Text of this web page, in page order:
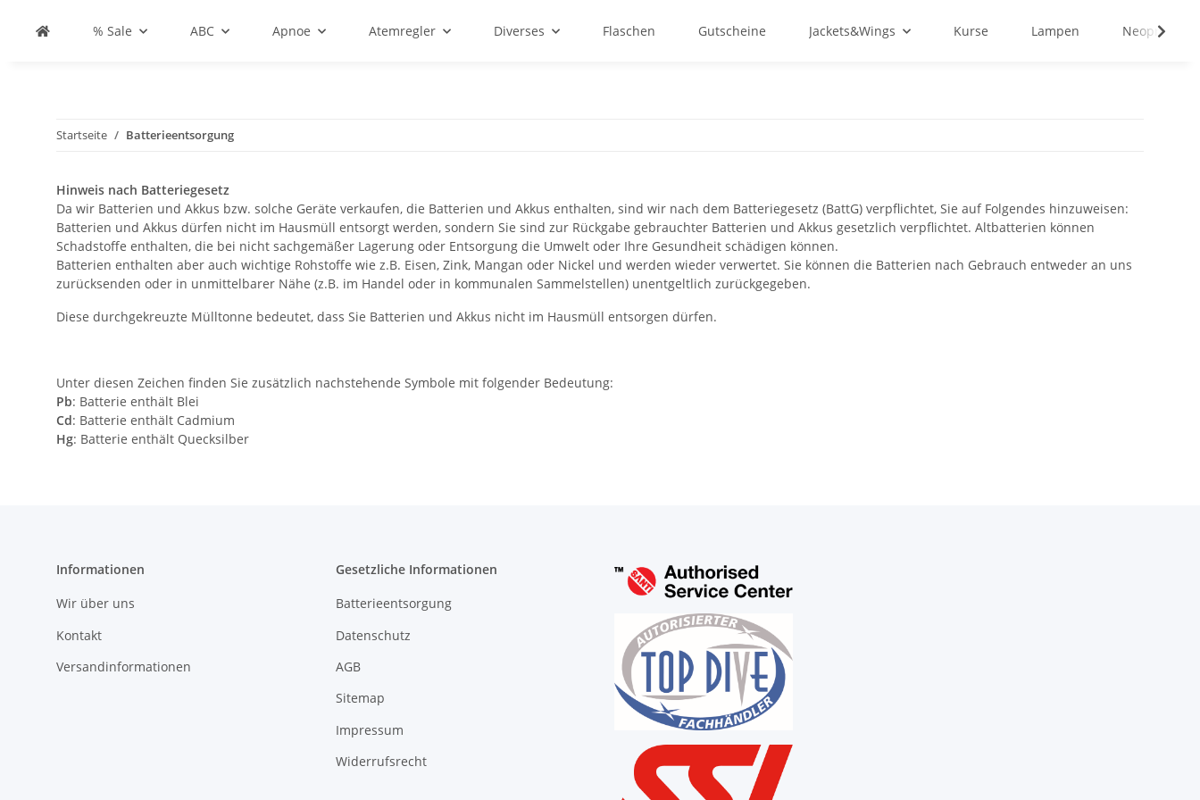
% Sale ABC Apnoe Atemregler Diverses Flaschen Gutscheine Jackets&Wings Kurse Lampen
Startseite Batterieentsorgung
Hinweis nach Batteriegesetz
Da wir Batterien und Akkus bzw. solche Geräte verkaufen, die Batterien und Akkus enthalten, sind wir nach dem Batteriegesetz (BattG) verpflichtet, Sie auf Folgendes hinzuweisen:
Batterien und Akkus dürfen nicht im Hausmüll entsorgt werden, sondern Sie sind zur Rückgabe gebrauchter Batterien und Akkus gesetzlich verpflichtet. Altbatterien können
Schadstoffe enthalten, die bei nicht sachgemäßer Lagerung oder Entsorgung die Umwelt oder Ihre Gesundheit schädigen können.
Batterien enthalten aber auch wichtige Rohstoffe wie z.B. Eisen, Zink, Mangan oder Nickel und werden wieder verwertet. Sie können die Batterien nach Gebrauch entweder an uns
zurücksenden oder in unmittelbarer Nähe (z.B. im Handel oder in kommunalen Sammelstellen) unentgeltlich zurückgegeben.
Diese durchgekreuzte Mülltonne bedeutet, dass Sie Batterien und Akkus nicht im Hausmüll entsorgen dürfen.
Unter diesen Zeichen finden Sie zusätzlich nachstehende Symbole mit folgender Bedeutung:
Pb: Batterie enthält Blei
Cd: Batterie enthält Cadmium
Hg: Batterie enthält Quecksilber
Informationen
Wir über uns
Kontakt
Versandinformationen
Gesetzliche Informationen
Batterieentsorgung
Datenschutz
AGB
Sitemap
Impressum
Widerrufsrecht